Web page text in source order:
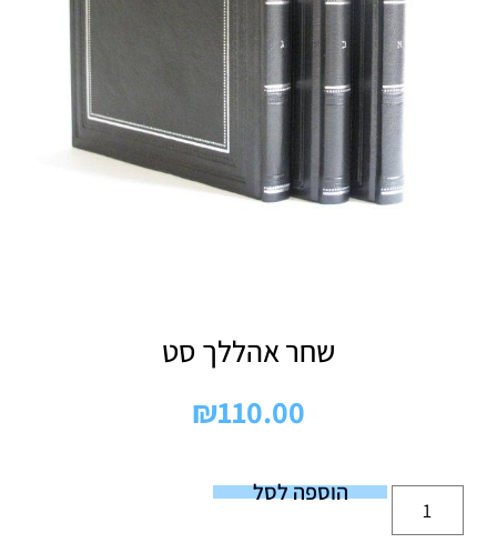
שחר אהללך סט
₪110.00
הוספה לסל